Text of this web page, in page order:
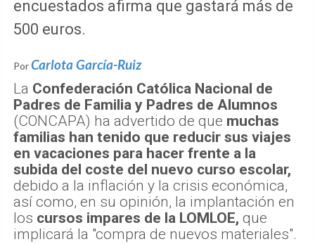
encuestados afirma que gastará más de
500 euros.
PorCarlota García-Ruiz
La Confederación Católica Nacional de
Padres de Familia y Padres de Alumnos
(CONCAPA) ha advertido de que muchas
familias han tenido que reducir sus viajes
en vacaciones para hacer frente a la
subida del coste del nuevo curso escolar,
debido a la inflación y la crisis económica,
así como, en su opinión, la implantación en
los cursos impares de la LOMLOE, que
implicará la "compra de nuevos materiales".